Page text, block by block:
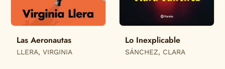
Las Aeronautas
LLERA, VIRGINIA
Lo Inexplicable
SÁNCHEZ, CLARA